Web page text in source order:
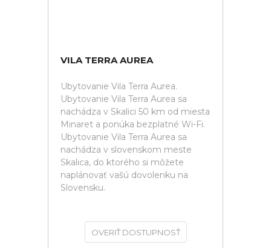
VILA TERRA AUREA
Ubytovanie Vila Terra Aurea.
Ubytovanie Vila Terra Aurea sa
nachádza v Skalici 50 km od miesta
Minaret a ponúka bezplatné Wi-Fi.
Ubytovanie Vila Terra Aurea sa
nachádza v slovenskom meste
Skalica, do ktorého si môžete
naplánovať vašú dovolenku na
Slovensku.
OVERIŤ DOSTUPNOSŤ